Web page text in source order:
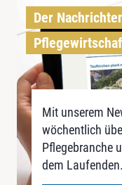
Der
Mit unserem
wöchentlich
Pflegebranche
dem Laufenden.